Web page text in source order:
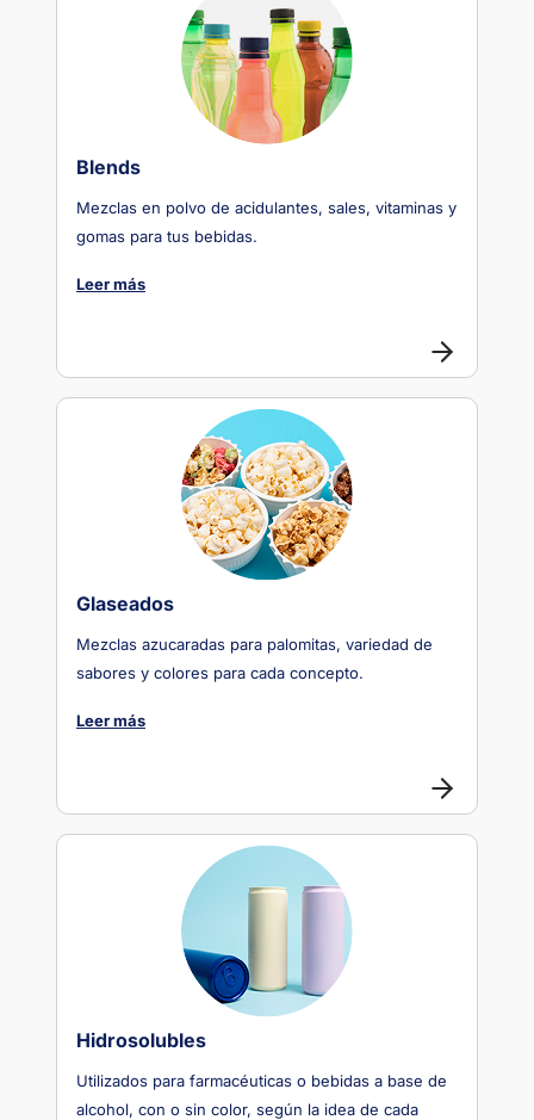
Blends
Mezclas en polvo de acidulantes, sales, vitaminas y
gomas para tus bebidas.
Leer más
Glaseados
Mezclas azucaradas para palomitas, variedad de
sabores y colores para cada concepto.
Leer más
Hidrosolubles
Utilizados para farmacéuticas o bebidas a base de
alcohol, con o sin color, según la idea de cada